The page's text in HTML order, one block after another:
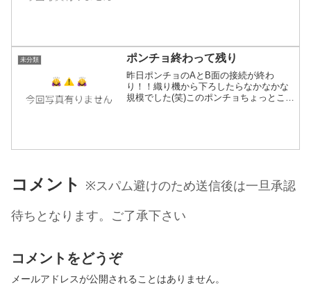
未分類 ポンチョ終わって残り
昨日ポンチョのAとB面の接続が終わ
り！！織り機から下ろしたらなかなかな
規模でした(笑)このポンチョちょっとこれ
コメント ※スパム避けのため送信後は一旦承認
待ちとなります。ご了承下さい
コメントをどうぞ
メールアドレスが公開されることはありません。